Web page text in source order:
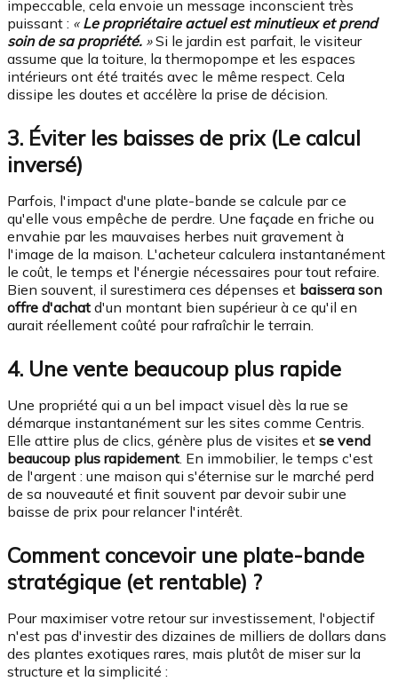
impeccable, cela envoie un message inconscient très
puissant : « Le propriétaire actuel est minutieux et prend
soin de sa propriété. »Si le jardin est parfait, le visiteur
assume que la toiture, la thermopompe et les espaces
intérieurs ont été traités avec le même respect. Cela
dissipe les doutes et accélère la prise de décision.
3. Éviter les baisses de prix (Le calcul
inversé)
Parfois, l'impact d'une plate-bande se calcule par ce
qu'elle vous empêche de perdre. Une façade en friche ou
envahie par les mauvaises herbes nuit gravement à
l'image de la maison. L'acheteur calculera instantanément
le coût, le temps et l'énergie nécessaires pour tout refaire.
Bien souvent, il surestimera ces dépenses et baissera son
offre d'achat d'un montant bien supérieur à ce qu'il en
aurait réellement coûté pour rafraîchir le terrain.
4. Une vente beaucoup plus rapide
Une propriété qui a un bel impact visuel dès la rue se
démarque instantanément sur les sites comme Centris.
Elle attire plus de clics, génère plus de visites et se vend
beaucoup plus rapidement. En immobilier, le temps c'est
de l'argent : une maison qui s'éternise sur le marché perd
de sa nouveauté et finit souvent par devoir subir une
baisse de prix pour relancer l'intérêt.
Comment concevoir une plate-bande
stratégique (et rentable) ?
Pour maximiser votre retour sur investissement, l'objectif
n'est pas d'investir des dizaines de milliers de dollars dans
des plantes exotiques rares, mais plutôt de miser sur la
structure et la simplicité :